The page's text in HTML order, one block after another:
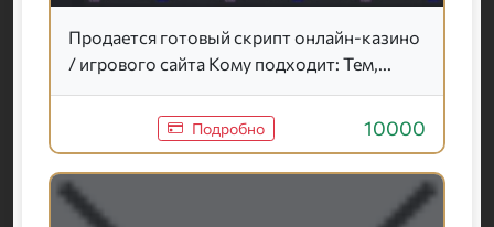
Продается готовый скрипт онлайн-казино
/ игрового сайта Кому подходит: Тем,...
Подробно 10000